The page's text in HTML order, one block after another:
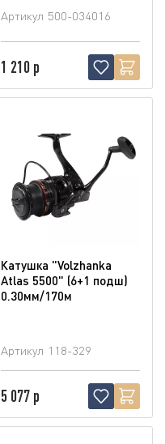
Артикул 500-034016
1 210 р
Катушка "Volzhanka
Atlas 5500" (6+1 подш)
0.30мм/170м
Артикул 118-329
5 077 р